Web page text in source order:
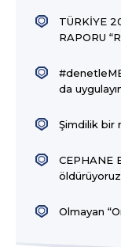
TÜRKİYE
RAPORU
da
Şimdilik bir
CEPHANE
Olmayan